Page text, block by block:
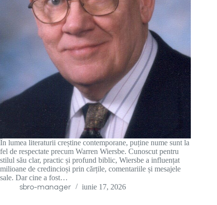
În lumea literaturii creștine contemporane, puține nume sunt la
fel de respectate precum Warren Wiersbe. Cunoscut pentru
stilul său clar, practic și profund biblic, Wiersbe a influențat
milioane de credincioși prin cărțile, comentariile și mesajele
sale. Dar cine a fost…
sbro-manager iunie 17, 2026